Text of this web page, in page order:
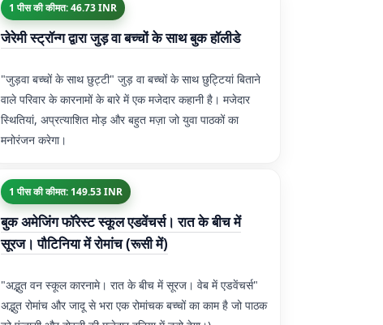
1 पीस की कीमत: 46.73 INR
जेरेमी स्ट्रॉन्ग द्वारा जुड़ वा बच्चों के साथ बुक हॉलीडे
"जुड़वा बच्चों के साथ छुट्टी" जुड़ वा बच्चों के साथ छुट्टियां बिताने
वाले परिवार के कारनामों के बारे में एक मजेदार कहानी है। मजेदार
स्थितियां, अप्रत्याशित मोड़ और बहुत मज़ा जो युवा पाठकों का
मनोरंजन करेगा।
1 पीस की कीमत: 149.53 INR
बुक अमेजिंग फॉरेस्ट स्कूल एडवेंचर्स। रात के बीच में
सूरज। पौटिनिया में रोमांच (रूसी में)
"अद्भुत वन स्कूल कारनामे। रात के बीच में सूरज। वेब में एडवेंचर्स"
अद्भुत रोमांच और जादू से भरा एक रोमांचक बच्चों का काम है जो पाठक